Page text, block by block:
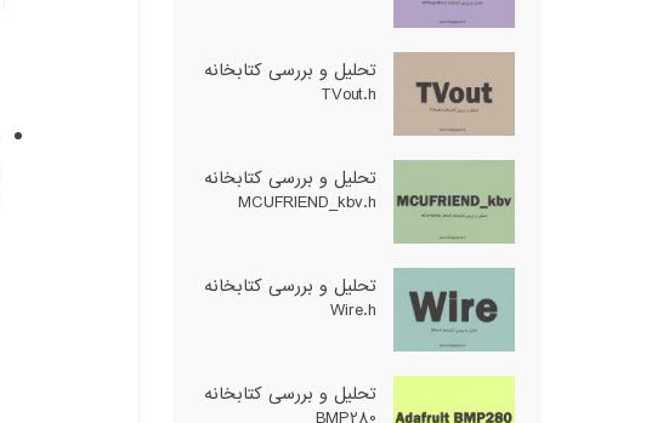
تحلیل و بررسی کتابخانه
TVout.h
تحلیل و بررسی کتابخانه
MCUFRIEND_kbv.h
تحلیل و بررسی کتابخانه
Wire.h
تحلیل و بررسی کتابخانه